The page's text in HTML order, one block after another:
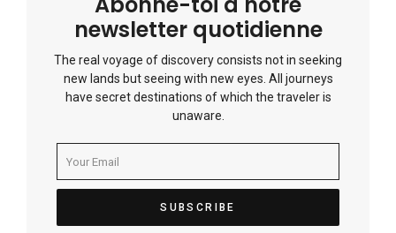
newsletter quotidienne
The real voyage of discovery consists not in seeking
new lands but seeing with new eyes. All journeys
have secret destinations of which the traveler is
unaware.